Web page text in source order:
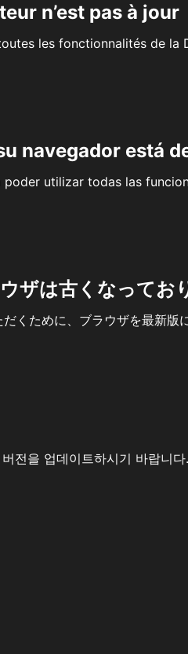
n’est pas à jour
les fonctionnalités de la
navegador está
utilizar todas las
ザは古くなってお
くために、ブラウザを最新版
전을 업데이트하시기 바랍니다.